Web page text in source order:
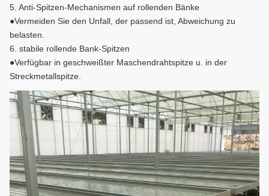
5. Anti-Spitzen-Mechanismen auf rollenden Bänke
●Vermeiden Sie den Unfall, der passend ist, Abweichung zu
belasten.
6. stabile rollende Bank-Spitzen
●Verfügbar in geschweißter Maschendrahtspitze u. in der
Streckmetallspitze.